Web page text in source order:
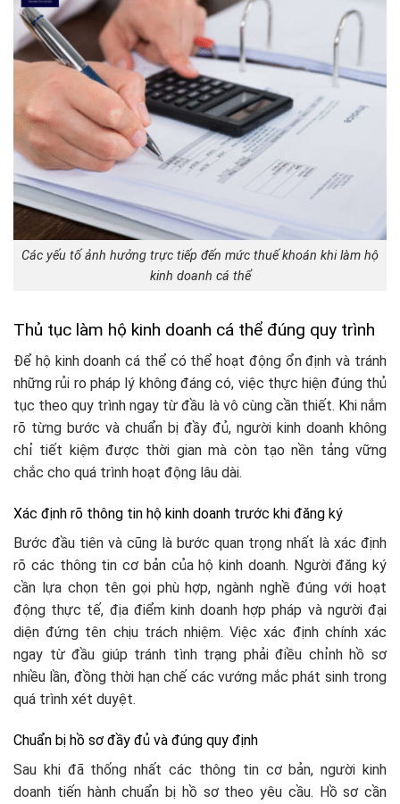
Các yếu tố ảnh hưởng trực tiếp đến mức thuế khoán khi làm hộ
kinh doanh cá thể
Thủ tục làm hộ kinh doanh cá thể đúng quy trình
Để hộ kinh doanh cá thể có thể hoạt động ổn định và tránh
những rủi ro pháp lý không đáng có, việc thực hiện đúng thủ
tục theo quy trình ngay từ đầu là vô cùng cần thiết. Khi nắm
rõ từng bước và chuẩn bị đầy đủ, người kinh doanh không
chỉ tiết kiệm được thời gian mà còn tạo nền tảng vững
chắc cho quá trình hoạt động lâu dài.
Xác định rõ thông tin hộ kinh doanh trước khi đăng ký
Bước đầu tiên và cũng là bước quan trọng nhất là xác định
rõ các thông tin cơ bản của hộ kinh doanh. Người đăng ký
cần lựa chọn tên gọi phù hợp, ngành nghề đúng với hoạt
động thực tế, địa điểm kinh doanh hợp pháp và người đại
diện đứng tên chịu trách nhiệm. Việc xác định chính xác
ngay từ đầu giúp tránh tình trạng phải điều chỉnh hồ sơ
nhiều lần, đồng thời hạn chế các vướng mắc phát sinh trong
quá trình xét duyệt.
Chuẩn bị hồ sơ đầy đủ và đúng quy định
Sau khi đã thống nhất các thông tin cơ bản, người kinh
doanh tiến hành chuẩn bị hồ sơ theo yêu cầu. Hồ sơ cần